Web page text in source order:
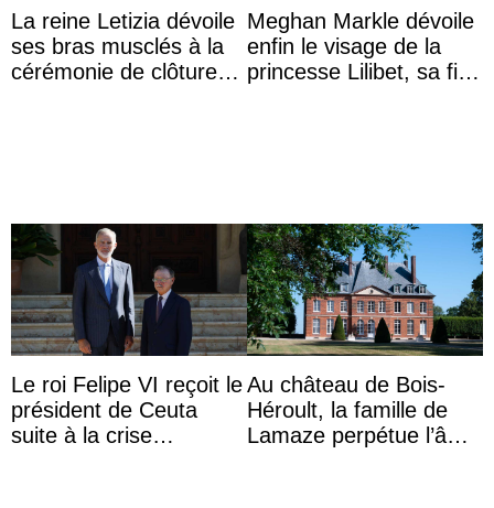
La reine Letizia dévoile
ses bras musclés à la
cérémonie de clôture
Meghan Markle dévoile
enfin le visage de la
princesse Lilibet, sa fille
Le roi Felipe VI reçoit le
président de Ceuta
suite à la crise
Au château de Bois-
Héroult, la famille de
Lamaze perpétue l’âme